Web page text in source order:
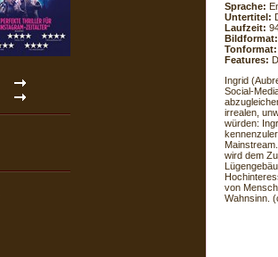
Sprache:
Untertitel:
Laufzeit:
Bildformat:
Tonformat:
Features:
Ingrid
Social-
irrealen,
würden:
wird dem
von
Wahnsinn.